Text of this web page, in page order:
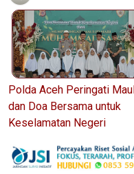
Polda Aceh Peringati
dan Doa Bersama untuk
Keselamatan Negeri